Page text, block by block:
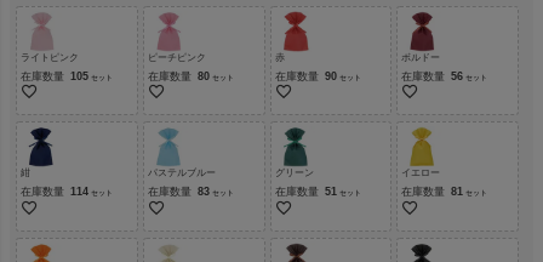
ライトピンク
在庫数量 105
ピーチピンク
在庫数量 80
赤
在庫数量 90
ボルドー
在庫数量 56
紺
在庫数量 114
パステルブルー
在庫数量 83
グリーン
在庫数量 51
イエロー
在庫数量 81